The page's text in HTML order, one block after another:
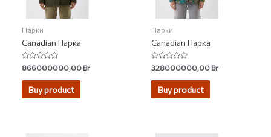
Парки
Canadian Парка
Rated
0
out
866000000,00Br
Buy product
Парки
Canadian Парка
Rated
0
out
328000000,00Br
Buy product